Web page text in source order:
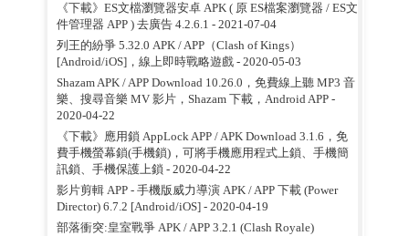
《下載》ES文檔瀏覽器安卓 APK ( 原 ES檔案瀏覽器 / ES文
件管理器 APP ) 去廣告 4.2.6.1 - 2021-07-04
列王的紛爭 5.32.0 APK / APP（Clash of Kings）
[Android/iOS]，線上即時戰略遊戲- 2020-05-03
Shazam APK / APP Download 10.26.0，免費線上聽 MP3 音
樂、搜尋音樂 MV 影片，Shazam 下載，Android APP-
2020-04-22
《下載》應用鎖 AppLock APP / APK Download 3.1.6，免
費手機螢幕鎖(手機鎖)，可將手機應用程式上鎖、手機簡
訊鎖、手機保護上鎖 - 2020-04-22
影片剪輯 APP - 手機版威力導演 APK / APP 下載 (Power
Director) 6.7.2 [Android/iOS]- 2020-04-19
部落衝突:皇室戰爭 APK / APP 3.2.1 (Clash Royale)